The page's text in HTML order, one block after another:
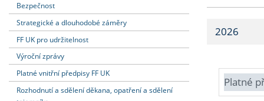
Dozvědět se více Strategie
Fakultní
Podat přihlášku Učitelské
Dozvědět se více
Dozvědět se více
Dozvědět se více
Bezpečnost
Strategické a dlouhodobé záměry
FF UK pro udržitelnost
Výroční zprávy
Platné vnitřní předpisy FF UK
Rozhodnutí a sdělení děkana, opatření a sdělení
2026
Platné